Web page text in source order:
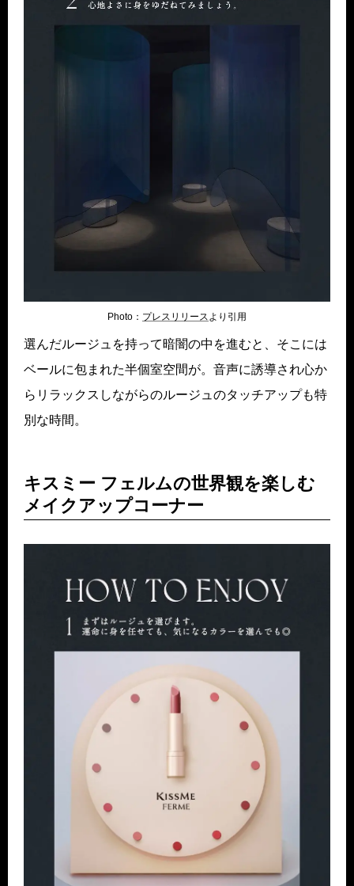
Photo： プレスリリースより引用
選んだルージュを持って暗闇の中を進むと、そこには
ベールに包まれた半個室空間が。音声に誘導され心か
らリラックスしながらのルージュのタッチアップも特
別な時間。
キスミー フェルムの世界観を楽しむ
メイクアップコーナー